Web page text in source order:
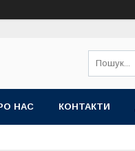
НАС КОНТАКТИ